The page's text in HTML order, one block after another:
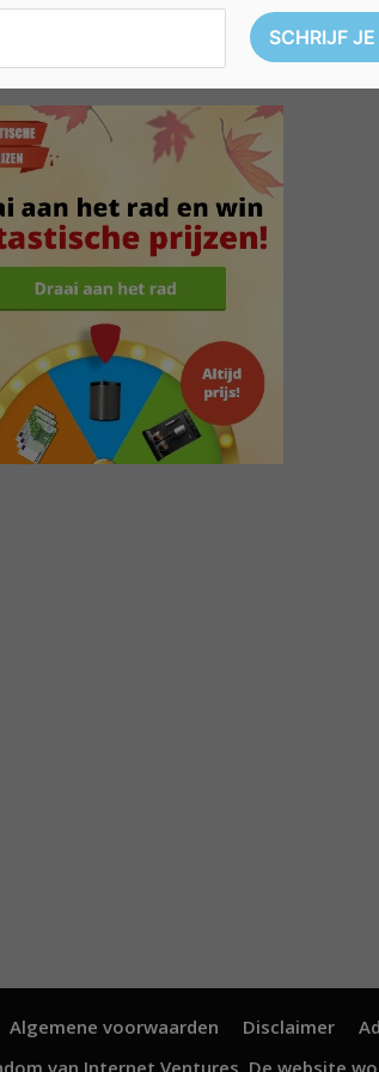
Algemene voorwaarden Disclaimer